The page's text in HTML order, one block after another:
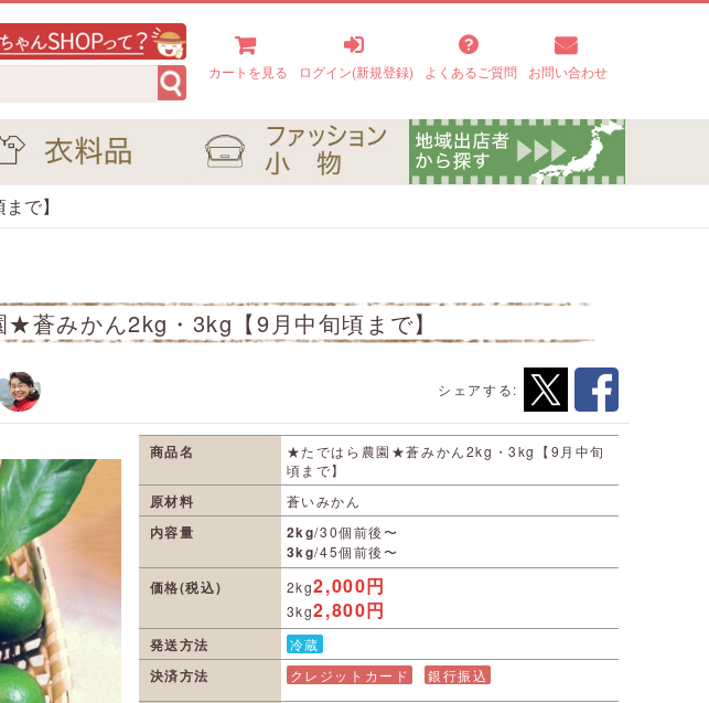
カートを見る ログイン(新規登録) よくあるご質問 お問い合わせ
で】
蒼みかん2kg・3kg【9月中旬頃まで】
シェアする:
商品名
★たではら農園★蒼みかん2kg・3kg【9月中旬
頃まで】
原材料 蒼いみかん
内容量 2kg/30個前後〜
3kg/45個前後〜
価格(税込) 2kg2,000円
3kg2,800円
発送方法 冷蔵
決済方法 クレジットカード 銀行振込